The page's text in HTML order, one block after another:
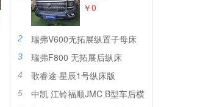
￥0
2 瑞弗V600无拓展纵置子母床
3 瑞弗F800 无拓展后纵床
4 歌睿途·星辰1号纵床版
5
中凯 江铃福顺JMC B型车后横